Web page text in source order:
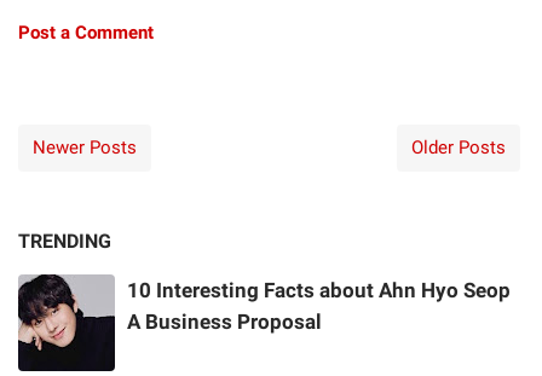
Post a Comment
Newer Posts Older Posts
TRENDING
10 Interesting Facts about Ahn Hyo Seop
A Business Proposal